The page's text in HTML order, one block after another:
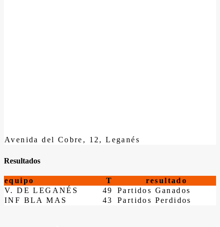
Avenida del Cobre, 12, Leganés
Resultados
equipo T
resultado
V. DE LEGANÉS
49
Partidos Ganados
INF BLA MAS
43 Partidos Perdidos